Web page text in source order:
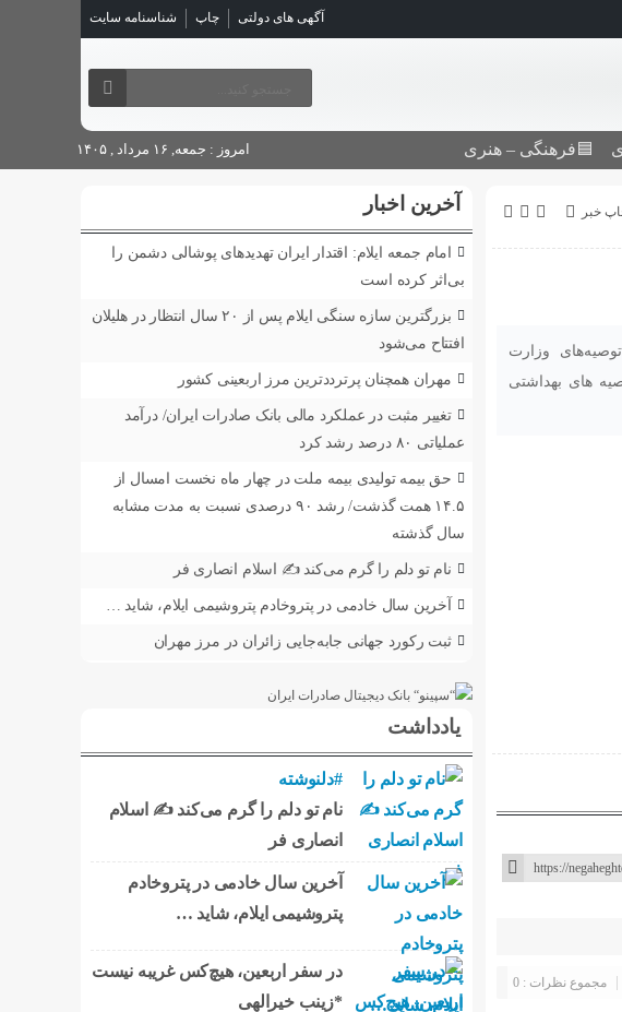
آگهی های دولتی چاپ شناسنامه سایت
🟦فرهنگی – هنری امروز : جمعه, ۱۶ مرداد , ۱۴۰۵
خبر
وزارت
های بهداشتی
مجموع نظرات : 0
آخرین اخبار
امام جمعه ایلام: اقتدار ایران تهدیدهای پوشالی دشمن را
بی‌اثر کرده است
بزرگترین سازه سنگی ایلام پس از ۲۰ سال انتظار در هلیلان
افتتاح می‌شود
مهران همچنان پرترددترین مرز اربعینی کشور
تغییر مثبت در عملکرد مالی بانک صادرات ایران/ درآمد
عملیاتی ۸۰ درصد رشد کرد
حق بیمه تولیدی بیمه ملت در چهار ماه نخست امسال از
۱۴.۵ همت گذشت/ رشد ۹۰ درصدی نسبت به مدت مشابه
سال گذشته
نام تو دلم را گرم می‌کند ✍️ اسلام انصاری فر
آخرین سال خادمی در پتروخادم پتروشیمی ایلام، شاید …
ثبت رکورد جهانی جابه‌جایی زائران در مرز مهران
یادداشت
#دلنوشته
نام تو دلم را گرم می‌کند ✍️ اسلام
انصاری فر
آخرین سال خادمی در پتروخادم
پتروشیمی ایلام، شاید …
در سفر اربعین، هیچ‌کس غریبه نیست
*زینب خیرالهی